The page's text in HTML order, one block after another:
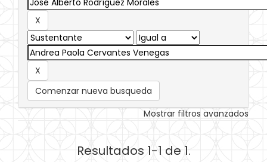
Comenzar nueva busqueda
Mostrar filtros avanzados
Resultados 1-1 de 1.